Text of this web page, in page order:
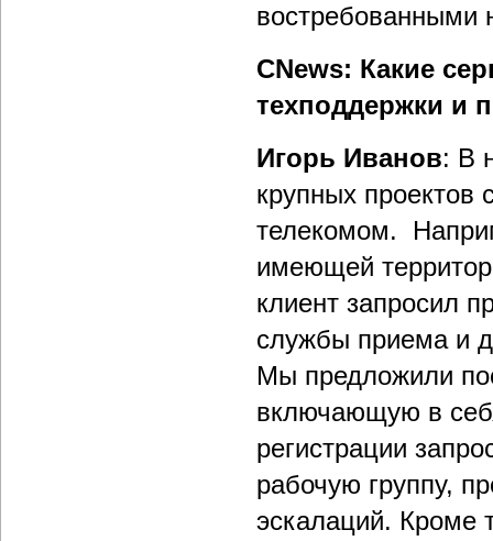
востребованными
CNews: Какие
техподдержки и
Игорь Иванов: В
крупных проектов
телекомом.
имеющей
клиент запросил
службы приема и
Мы предложили
включающую в
регистрации
рабочую группу,
эскалаций. Кроме